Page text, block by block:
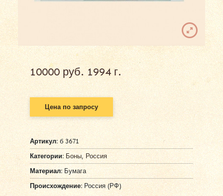
10000 руб. 1994 г.
Цена по запросу
Артикул:б 3671
Категории: Боны,Россия
Материал:Бумага
Происхождение: Россия (РФ)